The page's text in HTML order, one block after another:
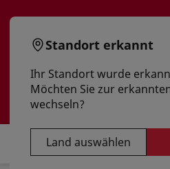
Konto
Standort erkannt
Ihr Standort wurde
Möchten Sie zur
wechseln?
Land auswählen